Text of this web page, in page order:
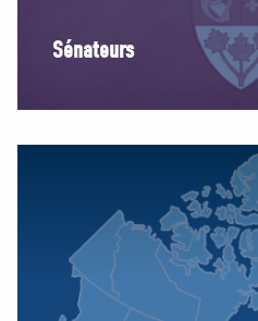
Sénateurs